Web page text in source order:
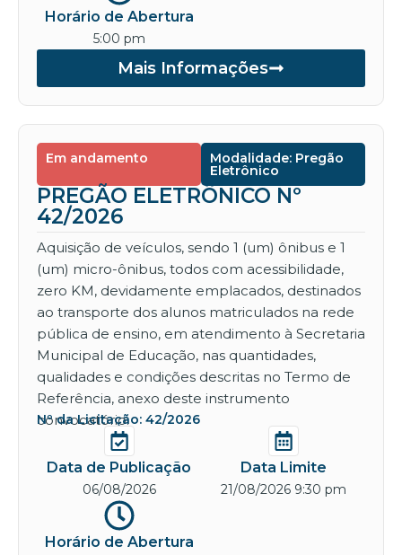
Horário de Abertura
5:00 pm
Mais Informações
Em andamento Modalidade: Pregão
Eletrônico
PREGÃO ELETRÔNICO Nº
42/2026
Aquisição de veículos, sendo 1 (um) ônibus e 1
(um) micro-ônibus, todos com acessibilidade,
zero KM, devidamente emplacados, destinados
ao transporte dos alunos matriculados na rede
pública de ensino, em atendimento à Secretaria
Municipal de Educação, nas quantidades,
qualidades e condições descritas no Termo de
Referência, anexo deste instrumento
convocatório.
Nº da Licitação: 42/2026
Data de Publicação
06/08/2026
Data Limite
21/08/2026 9:30 pm
Horário de Abertura